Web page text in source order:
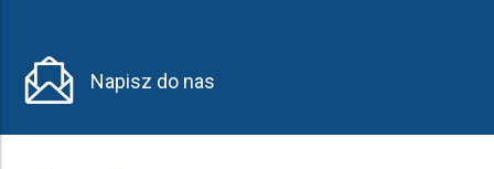
Napisz do nas